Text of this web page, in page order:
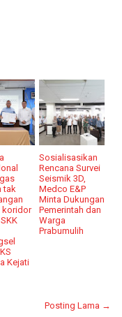
tak
koridor
Kejati
Sosialisasikan
Rencana Survei
Seismik 3D,
Medco E&P
Minta Dukungan
Pemerintah dan
Warga
Prabumulih
Posting Lama →